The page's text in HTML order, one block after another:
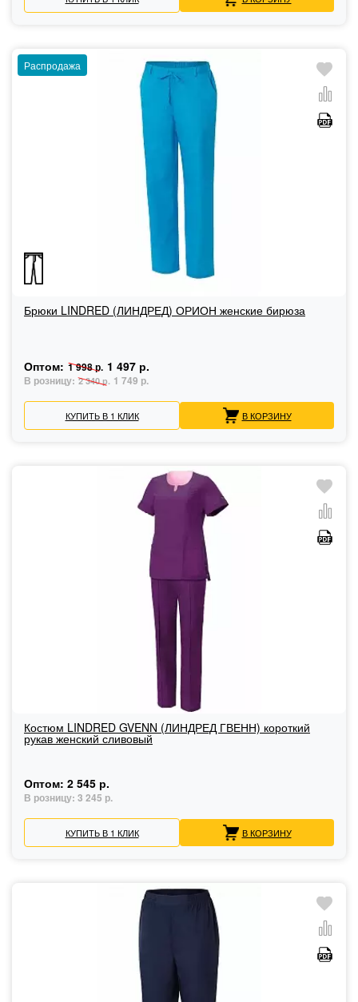
Распродажа
Брюки LINDRED (ЛИНДРЕД) ОРИОН женские бирюза
Оптом: 1 998 р. 1 497 р.
В розницу: 2 340 р. 1 749 р.
КУПИТЬ В 1 КЛИК В КОРЗИНУ
Костюм LINDRED GVENN (ЛИНДРЕД ГВЕНН) короткий
рукав женский сливовый
Оптом: 2 545 р.
В розницу: 3 245 р.
КУПИТЬ В 1 КЛИК В КОРЗИНУ